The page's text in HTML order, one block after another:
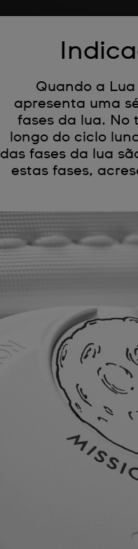
Quando a
apresenta uma
fases da lua. No
longo do ciclo
das fases da lua
estas fases,